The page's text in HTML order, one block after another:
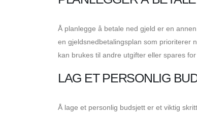
Å planlegge å betale ned gjeld er en
en gjeldsnedbetalingsplan som prioriterer
kan brukes til andre utgifter eller spares for
LAG ET PERSONLIG
Å lage et personlig budsjett er et viktig